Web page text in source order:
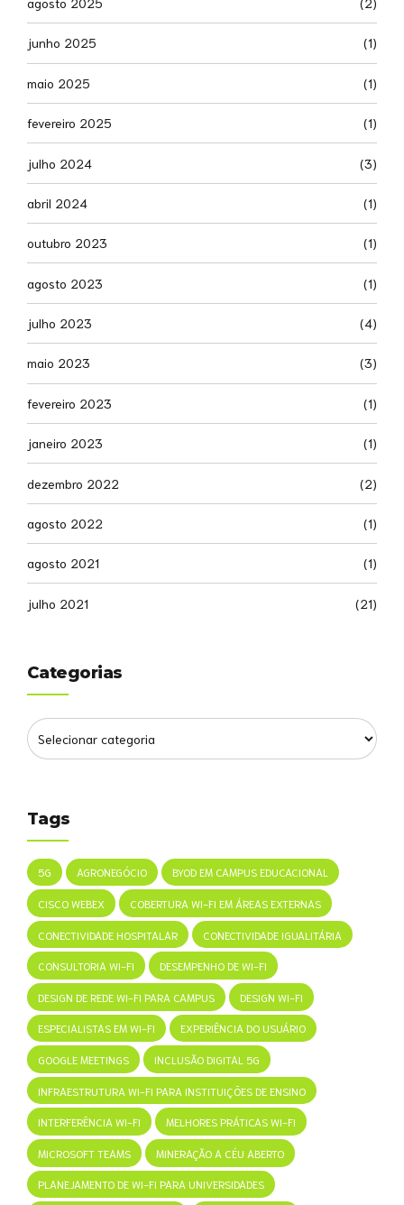
junho 2025 (1)
maio 2025 (1)
fevereiro 2025 (1)
julho 2024 (3)
abril 2024 (1)
outubro 2023 (1)
agosto 2023 (1)
julho 2023 (4)
maio 2023 (3)
fevereiro 2023 (1)
janeiro 2023 (1)
dezembro 2022 (2)
agosto 2022 (1)
agosto 2021 (1)
julho 2021 (21)
Categorias
Tags
5G AGRONEGÓCIO BYOD EM CAMPUS EDUCACIONAL
CISCO WEBEX COBERTURA WI-FI EM ÁREAS EXTERNAS
CONECTIVIDADE HOSPITALAR CONECTIVIDADE IGUALITÁRIA
CONSULTORIA WI-FI DESEMPENHO DE WI-FI
DESIGN DE REDE WI-FI PARA CAMPUS DESIGN WI-FI
ESPECIALISTAS EM WI-FI EXPERIÊNCIA DO USUÁRIO
GOOGLE MEETINGS INCLUSÃO DIGITAL 5G
INFRAESTRUTURA WI-FI PARA INSTITUIÇÕES DE ENSINO
INTERFERÊNCIA WI-FI MELHORES PRÁTICAS WI-FI
MICROSOFT TEAMS MINERAÇÃO A CÉU ABERTO
PLANEJAMENTO DE WI-FI PARA UNIVERSIDADES